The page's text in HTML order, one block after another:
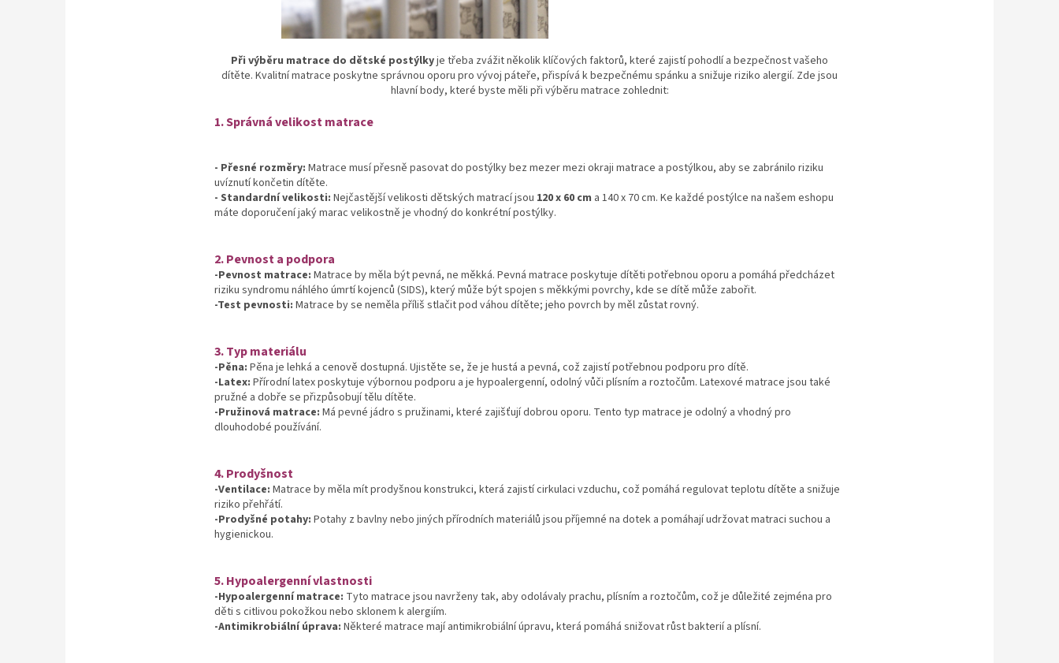
Při výběru matrace do dětské postýlkyje třeba zvážit několik klíčových faktorů, které zajistí pohodlí a bezpečnost vašeho
dítěte. Kvalitní matrace poskytne správnou oporu pro vývoj páteře, přispívá k bezpečnému spánku a snižuje riziko alergií. Zde jsou
hlavní body, které byste měli při výběru matrace zohlednit:
1. Správná velikost matrace
- Přesné rozměry: Matrace musí přesně pasovat do postýlky bez mezer mezi okraji matrace a postýlkou, aby se zabránilo riziku
uvíznutí končetin dítěte.
- Standardní velikosti: Nejčastější velikosti dětských matrací jsou 120 x 60 cm a 140 x 70 cm. Ke každé postýlce na našem eshopu
máte doporučení jaký marac velikostně je vhodný do konkrétní postýlky.
2. Pevnost a podpora
-Pevnost matrace: Matrace by měla být pevná, ne měkká. Pevná matrace poskytuje dítěti potřebnou oporu a pomáhá předcházet
riziku syndromu náhlého úmrtí kojenců (SIDS), který může být spojen s měkkými povrchy, kde se dítě může zabořit.
-Test pevnosti: Matrace by se neměla příliš stlačit pod váhou dítěte; jeho povrch by měl zůstat rovný.
3. Typ materiálu
-Pěna: Pěna je lehká a cenově dostupná. Ujistěte se, že je hustá a pevná, což zajistí potřebnou podporu pro dítě.
-Latex: Přírodní latex poskytuje výbornou podporu a je hypoalergenní, odolný vůči plísním a roztočům. Latexové matrace jsou také
pružné a dobře se přizpůsobují tělu dítěte.
-Pružinová matrace: Má pevné jádro s pružinami, které zajišťují dobrou oporu. Tento typ matrace je odolný a vhodný pro
dlouhodobé používání.
4. Prodyšnost
-Ventilace: Matrace by měla mít prodyšnou konstrukci, která zajistí cirkulaci vzduchu, což pomáhá regulovat teplotu dítěte a snižuje
riziko přehřátí.
-Prodyšné potahy: Potahy z bavlny nebo jiných přírodních materiálů jsou příjemné na dotek a pomáhají udržovat matraci suchou a
hygienickou.
5. Hypoalergenní vlastnosti
-Hypoalergenní matrace: Tyto matrace jsou navrženy tak, aby odolávaly prachu, plísním a roztočům, což je důležité zejména pro
děti s citlivou pokožkou nebo sklonem k alergiím.
-Antimikrobiální úprava: Některé matrace mají antimikrobiální úpravu, která pomáhá snižovat růst bakterií a plísní.